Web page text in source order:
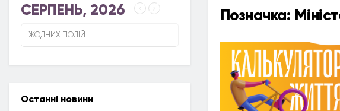
Позначка:
СЕРПЕНЬ, 2026
ЖОДНИХ ПОДІЙ
Останні новини